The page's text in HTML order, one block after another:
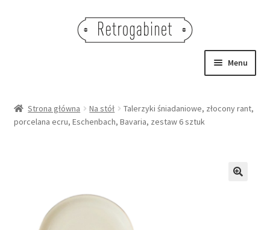
Menu
OBRAZY
OŚWIETLENIE
Strona główna Na stół
Talerzyki śniadaniowe, złocony rant,
porcelana ecru, Eschenbach, Bavaria, zestaw 6 sztuk